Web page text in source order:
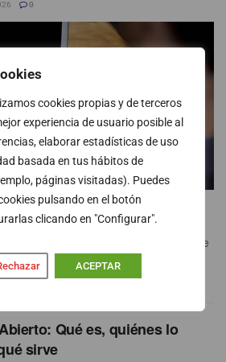
cookies propias y de terceros
experiencia de usuario posible al
elaborar estadísticas de uso
basada en tus hábitos de
páginas visitadas). Puedes
pulsando en el botón
clicando en "Configurar".
ACEPTAR
0
terminó con 2.495.300 personas
datos de la última Encuesta de
este 28 de julio por el INE. Este
del 7,9 % con respecto al
Qué es, quiénes lo
sirve